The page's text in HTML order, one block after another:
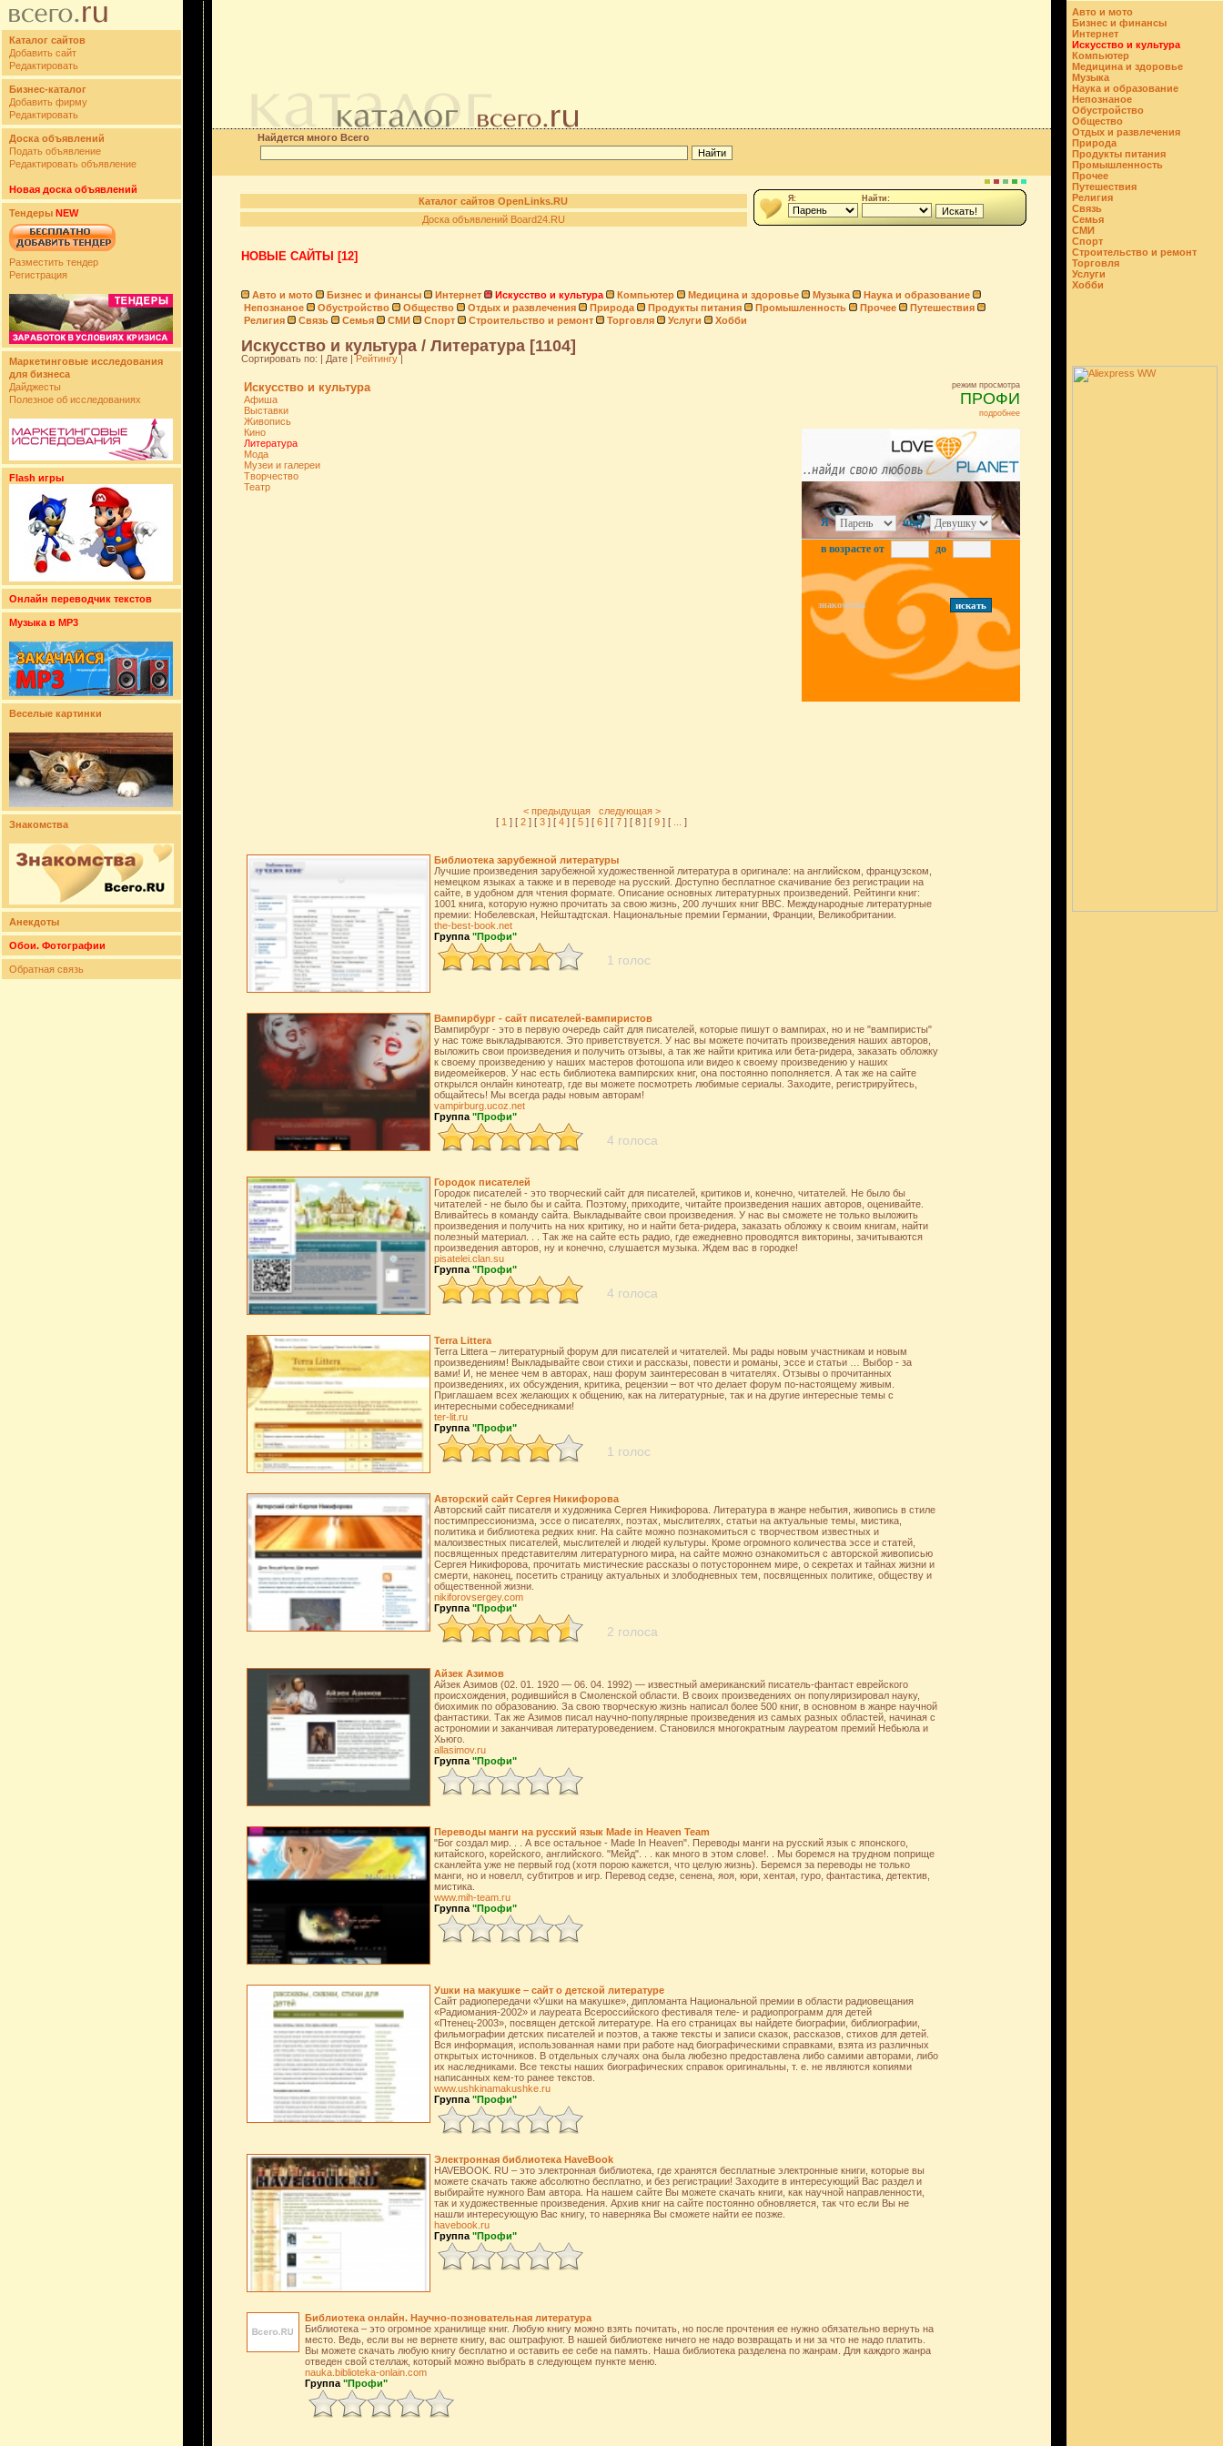
Каталог сайтов
Добавить сайт
Редактировать
Бизнес-каталог
Добавить фирму
Редактировать
Доска объявлений
Подать объявление
Редактировать объявление
Новая доска объявлений
Тендеры NEW
Разместить тендер
Регистрация
Маркетинговые исследования
для бизнеса
Дайджесты
Полезное об исследованиях
Flash игры
Онлайн переводчик текстов
Музыка в MP3
Веселые картинки
Знакомства
Анекдоты
Обои. Фотографии
Обратная связь
Авто и мото
Бизнес и финансы
Интернет
Искусство и культура
Компьютер
Медицина и здоровье
Музыка
Наука и образование
Непознаное
Обустройство
Общество
Отдых и развлечения
Природа
Продукты питания
Промышленность
Прочее
Путешествия
Религия
Связь
Семья
СМИ
Спорт
Строительство и ремонт
Торговля
Услуги
Хобби
Найдется много Всего
Каталог сайтов OpenLinks.RU
Доска объявлений Board24.RU
Я: Найти:
НОВЫЕ САЙТЫ [12]
Авто и мото Бизнес и финансы Интернет Искусство и культура Компьютер Медицина и здоровье Музыка
Наука и образование
Непознаное
Обустройство Общество Отдых и развлечения Природа Продукты питания Промышленность Прочее
Путешествия
Религия
Связь Семья СМИ Спорт Строительство и ремонт Торговля Услуги Хобби
Искусство и культура / Литература [1104]
Сортировать по: | Дате |Рейтингу|
Искусство и культура
Афиша
Выставки
Живопись
Кино
Литература
Мода
Музеи и галереи
Творчество
Театр
режим просмотра
ПРОФИ
подробнее
Я ищу
в возрасте от до
знакомства
< предыдущая
следующая >
[ 1 ] [ 2 ] [ 3 ] [ 4 ] [ 5 ] [ 6 ] [ 7 ] [ 8 ] [ 9 ] [ ]
Библиотека зарубежной литературы
Лучшие произведения зарубежной художественной литература в оригинале: на английском, французском,
немецком языках а также и в переводе на русский. Доступно бесплатное скачивание без регистрации на
сайте, в удобном для чтения формате. Описание основных литературных произведений. Рейтинги книг:
1001 книга, которую нужно прочитать за свою жизнь, 200 лучших книг BBC. Международные литературные
премии: Нобелевская, Нейштадтская. Национальные премии Германии, Франции, Великобритании.
the-best-book.net
Группа "Профи"
1 голос
Вампирбург - сайт писателей-вампиристов
Вампирбург - это в первую очередь сайт для писателей, которые пишут о вампирах, но и не "вампиристы"
у нас тоже выкладываются. Это приветствуется. У нас вы можете почитать произведения наших авторов,
выложить свои произведения и получить отзывы, а так же найти критика или бета-ридера, заказать обложку
к своему произведению у наших мастеров фотошопа или видео к своему произведению у наших
видеомейкеров. У нас есть библиотека вампирских книг, она постоянно пополняется. А так же на сайте
открылся онлайн кинотеатр, где вы можете посмотреть любимые сериалы. Заходите, регистрируйтесь,
общайтесь! Мы всегда рады новым авторам!
vampirburg.ucoz.net
Группа "Профи"
4 голоса
Городок писателей
Городок писателей - это творческий сайт для писателей, критиков и, конечно, читателей. Не было бы
читателей - не было бы и сайта. Поэтому, приходите, читайте произведения наших авторов, оценивайте.
Вливайтесь в команду сайта. Выкладывайте свои произведения. У нас вы сможете не только выложить
произведения и получить на них критику, но и найти бета-ридера, заказать обложку к своим книгам, найти
полезный материал. . . Так же на сайте есть радио, где ежедневно проводятся викторины, зачитываются
произведения авторов, ну и конечно, слушается музыка. Ждем вас в городке!
pisatelei.clan.su
Группа "Профи"
4 голоса
Terra Littera
Terra Littera – литературный форум для писателей и читателей. Мы рады новым участникам и новым
произведениям! Выкладывайте свои стихи и рассказы, повести и романы, эссе и статьи … Выбор - за
вами! И, не менее чем в авторах, наш форум заинтересован в читателях. Отзывы о прочитанных
произведениях, их обсуждения, критика, рецензии – вот что делает форум по-настоящему живым.
Приглашаем всех желающих к общению, как на литературные, так и на другие интересные темы с
интересными собеседниками!
ter-lit.ru
Группа "Профи"
1 голос
Авторский сайт Сергея Никифорова
Авторский сайт писателя и художника Сергея Никифорова. Литература в жанре небытия, живопись в стиле
постимпрессионизма, эссе о писателях, поэтах, мыслителях, статьи на актуальные темы, мистика,
политика и библиотека редких книг. На сайте можно познакомиться с творчеством известных и
малоизвестных писателей, мыслителей и людей культуры. Кроме огромного количества эссе и статей,
посвященных представителям литературного мира, на сайте можно ознакомиться с авторской живописью
Сергея Никифорова, прочитать мистические рассказы о потустороннем мире, о секретах и тайнах жизни и
смерти, наконец, посетить страницу актуальных и злободневных тем, посвященных политике, обществу и
общественной жизни.
nikiforovsergey.com
Группа "Профи"
2 голоса
Айзек Азимов
Айзек Азимов (02. 01. 1920 — 06. 04. 1992) — известный американский писатель-фантаст еврейского
происхождения, родившийся в Смоленской области. В своих произведениях он популяризировал науку,
биохимик по образованию. За свою творческую жизнь написал более 500 книг, в основном в жанре научной
фантастики. Так же Азимов писал научно-популярные произведения из самых разных областей, начиная с
астрономии и заканчивая литературоведением. Становился многократным лауреатом премий Небьюла и
Хьюго.
allasimov.ru
Группа "Профи"
Переводы манги на русский язык Made in Heaven Team
"Бог создал мир. . . А все остальное - Made In Heaven". Переводы манги на русский язык с японского,
китайского, корейского, английского. "Мейд". . . как много в этом слове!. . Мы боремся на трудном поприще
сканлейта уже не первый год (хотя порою кажется, что целую жизнь). Беремся за переводы не только
манги, но и новелл, субтитров и игр. Перевод седзе, сенена, яоя, юри, хентая, гуро, фантастика, детектив,
мистика.
www.mih-team.ru
Группа "Профи"
Ушки на макушке – сайт о детской литературе
Сайт радиопередачи «Ушки на макушке», дипломанта Национальной премии в области радиовещания
«Радиомания-2002» и лауреата Всероссийского фестиваля теле- и радиопрограмм для детей
«Птенец-2003», посвящен детской литературе. На его страницах вы найдете биографии, библиографии,
фильмографии детских писателей и поэтов, а также тексты и записи сказок, рассказов, стихов для детей.
Вся информация, использованная нами при работе над биографическими справками, взята из различных
открытых источников. В отдельных случаях она была любезно предоставлена либо самими авторами, либо
их наследниками. Все тексты наших биографических справок оригинальны, т. е. не являются копиями
написанных кем-то ранее текстов.
www.ushkinamakushke.ru
Группа "Профи"
Электронная библиотека HaveBook
HAVEBOOK. RU – это электронная библиотека, где хранятся бесплатные электронные книги, которые вы
можете скачать также абсолютно бесплатно, и без регистрации! Заходите в интересующий Вас раздел и
выбирайте нужного Вам автора. На нашем сайте Вы можете скачать книги, как научной направленности,
так и художественные произведения. Архив книг на сайте постоянно обновляется, так что если Вы не
нашли интересующую Вас книгу, то наверняка Вы сможете найти ее позже.
havebook.ru
Группа "Профи"
Библиотека онлайн. Научно-позновательная литература
Библиотека – это огромное хранилище книг. Любую книгу можно взять почитать, но после прочтения ее нужно обязательно вернуть на
место. Ведь, если вы не вернете книгу, вас оштрафуют. В нашей библиотеке ничего не надо возвращать и ни за что не надо платить.
Вы можете скачать любую книгу бесплатно и оставить ее себе на память. Наша библиотека разделена по жанрам. Для каждого жанра
отведен свой стеллаж, который можно выбрать в следующем пункте меню.
nauka.biblioteka-onlain.com
Группа "Профи"